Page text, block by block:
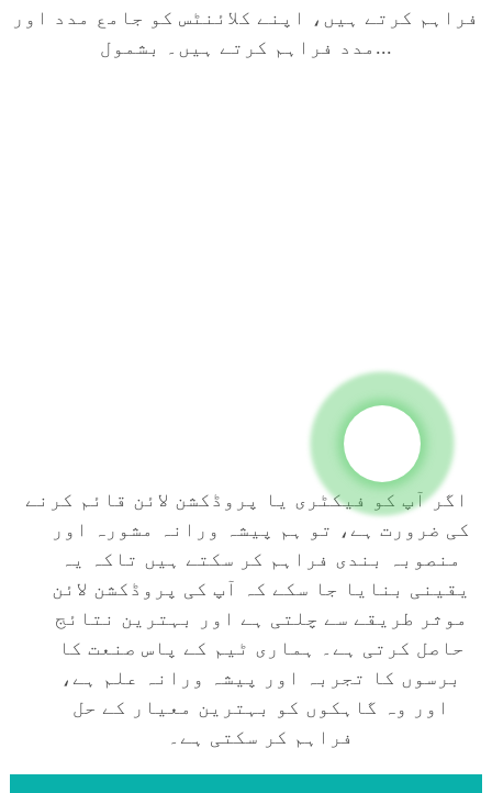
فراہم کرتے ہیں، اپنے کلائنٹس کو جامع مدد اور
مدد فراہم کرتے ہیں۔ بشمول...
اگر آپ کو فیکٹری یا پروڈکشن لائن قائم کرنے
کی ضرورت ہے، تو ہم پیشہ ورانہ مشورہ اور
منصوبہ بندی فراہم کر سکتے ہیں تاکہ یہ
یقینی بنایا جا سکے کہ آپ کی پروڈکشن لائن
موثر طریقے سے چلتی ہے اور بہترین نتائج
حاصل کرتی ہے۔ ہماری ٹیم کے پاس صنعت کا
برسوں کا تجربہ اور پیشہ ورانہ علم ہے،
اور وہ گاہکوں کو بہترین معیار کے حل
فراہم کر سکتی ہے۔